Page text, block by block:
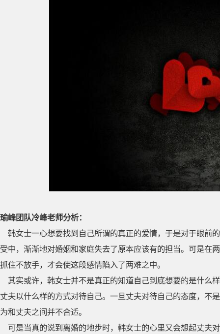
瑜峰团队冷峰老师分析：
韩女士一心想要找到自己所谓的真正的爱情，于是对于眼前
受中，渐渐地对婚姻和家庭失去了原本应该有的担当。可是在
抓住不放手，才会使这段感情陷入了两难之中。
其实或许，韩女士并不是真正的知道自己到底想要的是什么
丈夫以什么样的方式对待自己。一旦丈夫对待自己的态度，不
为和丈夫之间并不合适。
可是当真的说到离婚的地步时，韩女士的心里又会想起丈夫